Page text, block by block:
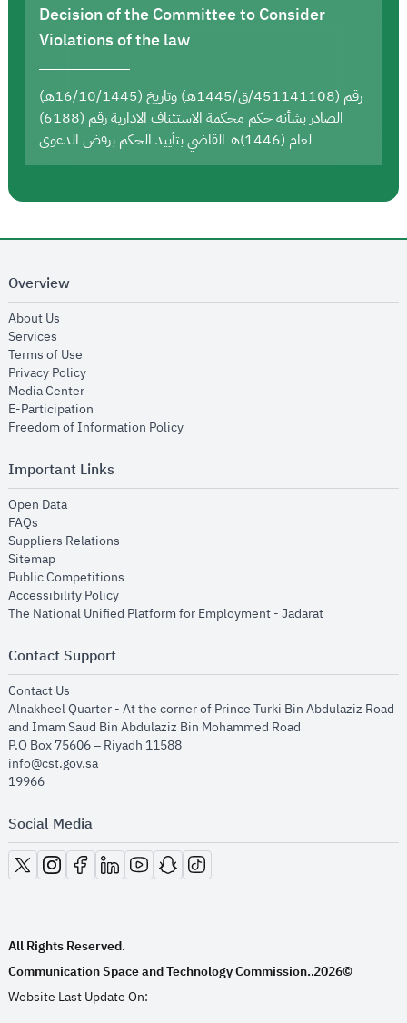
Decision of the Committee to Consider
Violations of the law
رقم (451141108/ق/1445هـ) وتاريخ (16/10/1445هـ)
الصادر بشأنه حكم محكمة الاستئناف الادارية رقم (6188)
لعام (1446)هـ القاضي بتأييد الحكم برفض الدعوى
Overview
About Us
Services
Terms of Use
Privacy Policyopens in new window
Media Centeropens in new window
E-Participation
Freedom of Information Policyopens in new window
Important Links
Open Dataopens in new window
FAQs
Suppliers Relations
Sitemapopens in new window
Public Competitions
Accessibility Policyopens in new window
The National Unified Platform for Employment - Jadaratopens in new
Contact Support
Contact Us
Alnakheel Quarter - At the corner of Prince Turki Bin Abdulaziz Road
and Imam Saud Bin Abdulaziz Bin Mohammed Road​
P.O Box 75606 – Riyadh 11588
info@cst.gov.sa
19966
Social Media
opens in new window
opens in new window
opens in new window
opens in new window
opens in new window
opens in new window
opens in new window
All Rights Reserved.
Communication Space and Technology Commission..2026©
Website Last Update On: